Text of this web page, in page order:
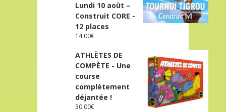
Lundi 10 août –
Construit CORE -
12 places
14.00€
ATHLÈTES DE
COMPÈTE - Une
course
complètement
déjantée !
30.00€